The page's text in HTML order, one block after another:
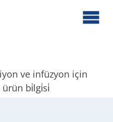
ve infüzyon için
bi̇lgi̇si̇